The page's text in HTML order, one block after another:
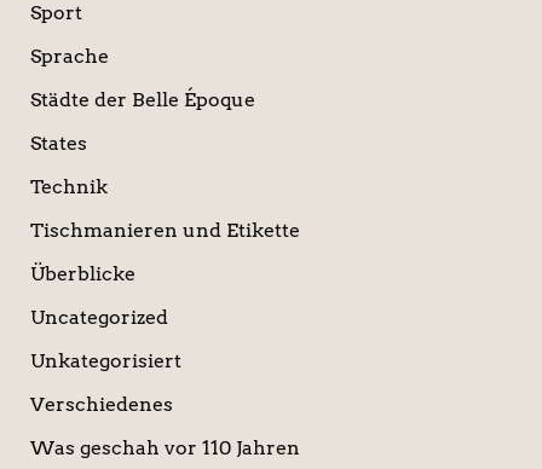
Sport
Sprache
Städte der Belle Époque
States
Technik
Tischmanieren und Etikette
Überblicke
Uncategorized
Unkategorisiert
Verschiedenes
Was geschah vor 110 Jahren